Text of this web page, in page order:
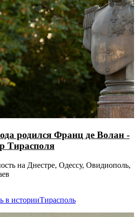
родился Франц де Волан -
Тирасполя
на Днестре, Одессу, Овидиополь,
в историиТирасполь